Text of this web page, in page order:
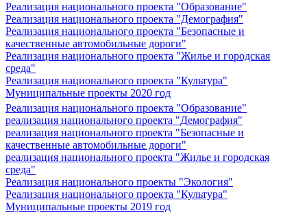
Реализация национального проекта "Образование"
Реализация национального проекта "Демография"
Реализация национального проекта "Безопасные и
качественные автомобильные дороги"
Реализация национального проекта "Жилье и городская
среда"
Реализация национального проекта "Культура"
Муниципальные проекты 2020 год
Реализация национального проекта "Образование"
реализация национального проекта "Демография"
реализация национального проекта "Безопасные и
качественные автомобильные дороги"
реализация национального проекта "Жилье и городская
среда"
Реализация национального проекты "Экология"
Реализация национального проекта "Культура"
Муниципальные проекты 2019 год